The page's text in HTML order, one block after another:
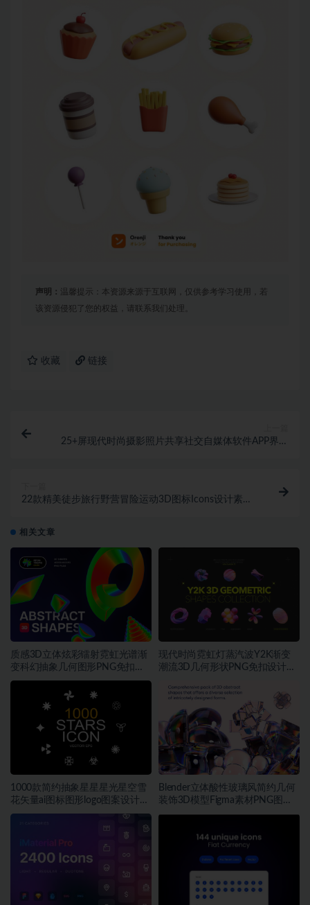
声明： 温馨提示：本资源来源于互联网，仅供参考学习使用，若
该资源侵犯了您的权益，请联系我们处理。
收藏 链接
25+屏现代时尚摄影照片共享社交自媒体软件APP界面
22款精美徒步旅行野营冒险运动3D图标Icons设计素材
相关文章
质感3D立体炫彩镭射霓虹光谱渐
变科幻抽象几何图形PNG免扣设
计素材
现代时尚霓虹灯蒸汽波Y2K渐变
潮流3D几何形状PNG免扣设计素
1000款简约抽象星星星光星空雪
花矢量ai图标图形logo图案设计素
材
Blender立体酸性玻璃风简约几何
装饰3D模型Figma素材PNG图片
素材